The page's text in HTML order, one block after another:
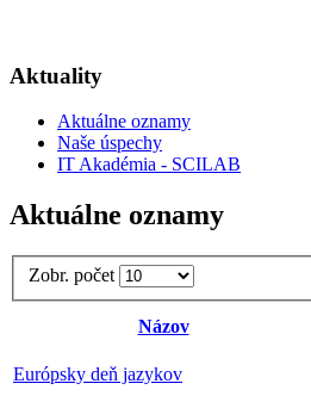
Aktuality
Aktuálne oznamy
Naše úspechy
IT Akadémia - SCILAB
Aktuálne oznamy
Zobr. počet
Názov
Európsky deň jazykov